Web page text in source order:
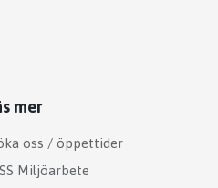
mer
oss / öppettider
Miljöarbete